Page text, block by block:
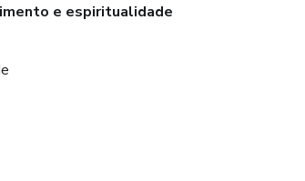
e espiritualidade